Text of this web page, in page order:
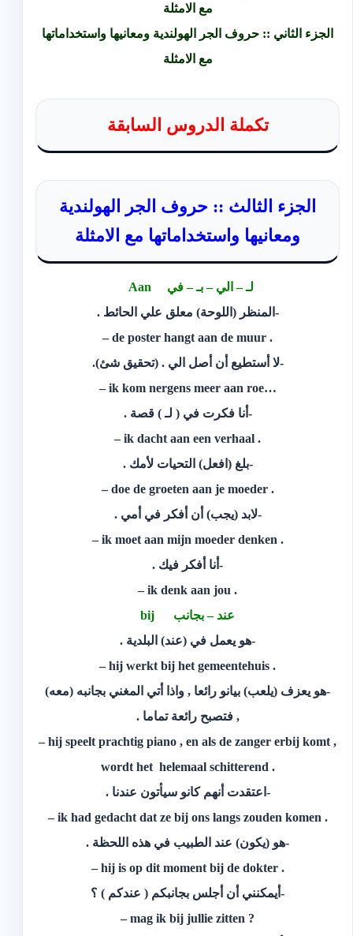
مع الامثلة
الجزء الثاني :: حروف الجر الهولندية ومعانيها واستخداماتها
مع الامثلة
تكملة الدروس السابقة
الجزء الثالث :: حروف الجر الهولندية
ومعانيها واستخداماتها مع الامثلة
لـ – الي – بـ – في Aan
-المنظر (اللوحة) معلق علي الحائط .
. de poster hangt aan de muur –
-لا أستطيع أن أصل الي . (تحقيق شئ).
…ik kom nergens meer aan roe –
-أنا فكرت في ( لـ ) قصة .
. ik dacht aan een verhaal –
-بلغ (افعل) التحيات لأمك .
. doe de groeten aan je moeder –
-لابد (يجب) أن أفكر في أمي .
. ik moet aan mijn moeder denken –
-أنا أفكر فيك .
. ik denk aan jou –
عند – بجانب bij
-هو يعمل في (عند) البلدية .
. hij werkt bij het gemeentehuis –
-هو يعزف (يلعب) بيانو رائعا , واذا أتي المغني بجانبه (معه)
, فتصبح رائعة تماما .
, hij speelt prachtig piano , en als de zanger erbij komt –
. wordt het helemaal schitterend
-اعتقدت أنهم كانو سيأتون عندنا .
. ik had gedacht dat ze bij ons langs zouden komen –
-هو (يكون) عند الطبيب في هذه اللحظة .
. hij is op dit moment bij de dokter –
-أيمكنني أن أجلس بجانبكم ( عندكم ) ؟
? mag ik bij jullie zitten –